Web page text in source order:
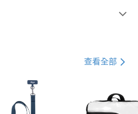
21家銀行
查看全部